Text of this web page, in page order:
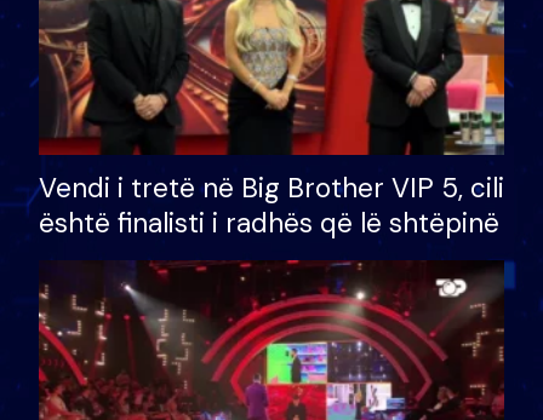
Vendi i tretë në Big Brother VIP 5, cili
është finalisti i radhës që lë shtëpinë